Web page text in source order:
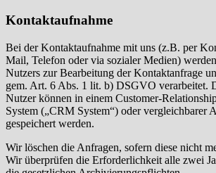
Kontaktaufnahme
Bei der Kontaktaufnahme mit uns (z.B. per
Mail, Telefon oder via sozialer Medien)
Nutzers zur Bearbeitung der Kontaktanfrage
gem. Art. 6 Abs. 1 lit. b) DSGVO verarbeitet.
Nutzer können in einem Customer-
System („CRM System“) oder vergleichbarer
gespeichert werden.
Wir löschen die Anfragen, sofern diese nicht
Wir überprüfen die Erforderlichkeit alle zwei